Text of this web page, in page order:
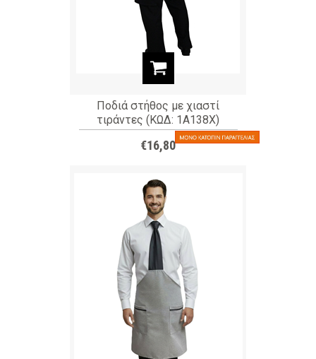
Ποδιά στήθος με χιαστί
τιράντες (ΚΩΔ: 1A138X)
€16,80